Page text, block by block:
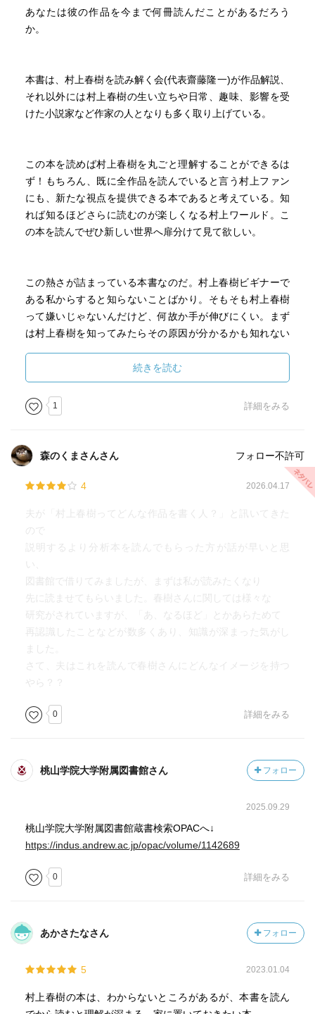
あなたは彼の作品を今まで何冊読んだことがあるだろう
か。
本書は、村上春樹を読み解く会(代表齋藤隆一)が作品解説、
それ以外には村上春樹の生い立ちや日常、趣味、影響を受
けた小説家など作家の人となりも多く取り上げている。
この本を読めば村上春樹を丸ごと理解することができるは
ず！もちろん、既に全作品を読んでいると言う村上ファン
にも、新たな視点を提供できる本であると考えている。知
れば知るほどさらに読むのが楽しくなる村上ワールド。こ
の本を読んでぜひ新しい世界へ扉分けて見て欲しい。
この熱さが詰まっている本書なのだ。村上春樹ビギナーで
ある私からすると知らないことばかり。そもそも村上春樹
って嫌いじゃないんだけど、何故か手が伸びにくい。まず
は村上春樹を知ってみたらその原因が分かるかも知れない
ポイントや物語の重要なキーワードが解説されているだけ
で有難い。
公が同一人物であることや全て親友鼠との物語であること
すら知らなかった。四部作は複雑に絡み合っているよう
で、それを解説する年表まである(これ作るのに時間かかっ
作品解説以外だと、小説家になるまでの半生、作品の変
化、長編と短編の特徴、国内外の評価、日常生活などがあ
る。ヤクルト開幕戦観戦中に小説を書いてみようと思い立
ったなんて知らなかった。個人的には、村上文学の源流や
翻訳業へのスタンスが印象深い。特に、翻訳はあれだけ腰
を据えてやっていたなんて。そりゃ作品出るのも遅くなる
訳だ。
なるほど、確かに新しい視点を提供された気がする。まず
は四部作をゆっくりと読むかな。
続きを読む
1 詳細をみる
森のくまさんさん フォロー不許可
4 2026.04.17
夫が「村上春樹ってどんな作品を書く人？」と訊いてきた
ので
説明するより分析本を読んでもらった方が話が早いと思
い、
図書館で借りてみましたが、まずは私が読みたくなり
先に読ませてもらいました。春樹さんに関しては様々な
研究がされていますが、「あ、なるほど」とかあらためて
再認識したことなどが数多くあり、知識が深まった気がし
ました。
さて、夫はこれを読んで春樹さんにどんなイメージを持つ
やら？？
0 詳細をみる
桃山学院大学附属図書館さん フォロー
2025.09.29
桃山学院大学附属図書館蔵書検索OPACへ↓
https://indus.andrew.ac.jp/opac/volume/1142689
0 詳細をみる
あかさたなさん フォロー
5 2023.01.04
村上春樹の本は、わからないところがあるが、本書を読ん